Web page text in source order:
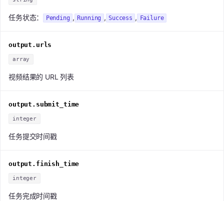
任务状态： Pending , Running , Success , Failure
output.urls
array
视频结果的 URL 列表
output.submit_time
integer
任务提交时间戳
output.finish_time
integer
任务完成时间戳